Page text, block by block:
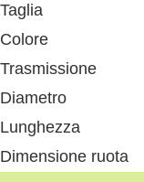
Taglia
Colore
Trasmissione
Diametro
Lunghezza
Dimensione ruota